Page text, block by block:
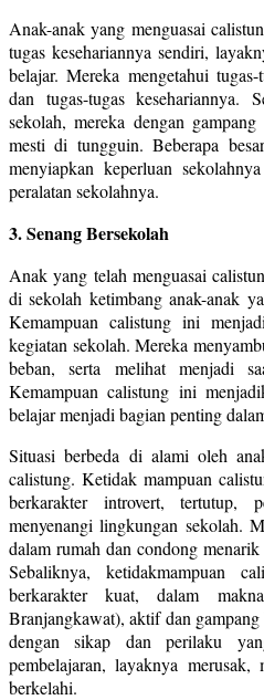
Anak-anak yang menguasai
tugas kesehariannya sendiri,
belajar. Mereka mengetahui
dan tugas-tugas kesehariannya.
sekolah, mereka dengan
mesti di tungguin. Beberapa
menyiapkan keperluan
peralatan sekolahnya.
3. Senang Bersekolah
Anak yang telah menguasai
di sekolah ketimbang anak-anak
Kemampuan calistung ini
kegiatan sekolah. Mereka
beban, serta melihat menjadi
Kemampuan calistung ini
belajar menjadi bagian penting
Situasi berbeda di alami oleh
calistung. Ketidak mampuan
berkarakter introvert, tertutup,
menyenangi lingkungan sekolah.
dalam rumah dan condong
Sebaliknya, ketidakmampuan
berkarakter kuat, dalam
Branjangkawat), aktif dan
dengan sikap dan perilaku
pembelajaran, layaknya merusak,
berkelahi.